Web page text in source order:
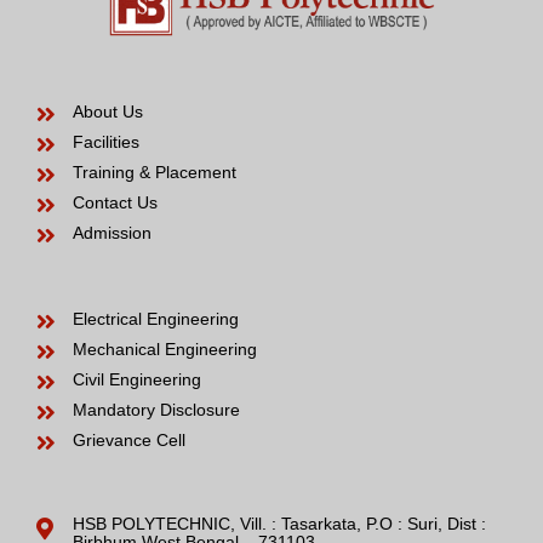
About Us
Facilities
Training & Placement
Contact Us
Admission
Electrical Engineering
Mechanical Engineering
Civil Engineering
Mandatory Disclosure
Grievance Cell
HSB POLYTECHNIC, Vill. : Tasarkata, P.O : Suri, Dist :